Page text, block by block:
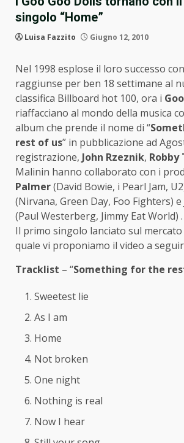
singolo “Home”
Luisa Fazzito Giugno 12, 2010
Nel 1998 esplose il loro successo
raggiunse per ben 18 settimane al
classifica Billboard hot 100, ora i
riaffacciano al mondo della musica
album che prende il nome di “
rest of us” in pubblicazione ad
registrazione, John Rzeznik, Robby
Malinin hanno collaborato con i
Palmer(David Bowie, i Pearl Jam,
(Nirvana, Green Day, Foo Fighters) e
(Paul Westerberg, Jimmy Eat World) .
Il primo singolo lanciato sul mercato
quale vi proponiamo il video a
Tracklist – “Something for the
Sweetest lie
As I am
Home
Not broken
One night
Nothing is real
Now I hear